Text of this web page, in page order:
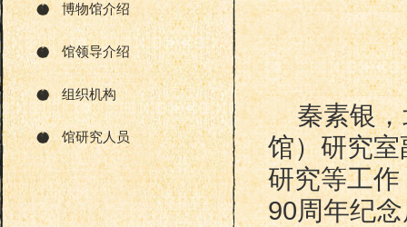
博物馆介绍
馆领导介绍
组织机构
馆研究人员
秦素银
馆）研究
研究等工
90周年纪念